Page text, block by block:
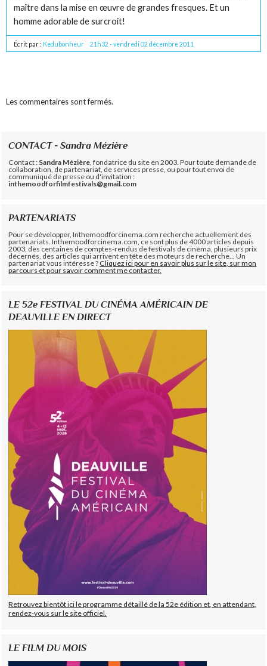
maître dans la mise en œuvre de grandes fresques. Et un
homme adorable de surcroit!
Écrit par : Kedubonheur 21h32 -vendredi 02 décembre 2011
Les commentaires sont fermés.
CONTACT - Sandra Mézière
Contact : Sandra Mézière , fondatrice du site en 2003. Pour toute demande de
collaboration, de partenariat, de services presse, ou pour tout envoi de
communiqué de presse ou d'invitation :
inthemoodforfilmfestivals@gmail.com
PARTENARIATS
Pour se développer, Inthemoodforcinema.com recherche actuellement des
partenariats. Inthemoodforcinema.com, ce sont plus de 4000 articles depuis
2003, des centaines de comptes-rendus de festivals de cinéma, plusieurs prix
décernés, des articles qui arrivent en tête des moteurs de recherche... Un
partenariat vous intéresse ?Cliquez ici pour en savoir plus sur le site, sur mon
parcours et pour savoir comment me contacter.
LE 52e FESTIVAL DU CINÉMA AMÉRICAIN DE
DEAUVILLE EN DIRECT
Retrouvez bientôt ici le programme détaillé de la 52e édition et, en attendant,
rendez-vous sur le site officiel.
LE FILM DU MOIS